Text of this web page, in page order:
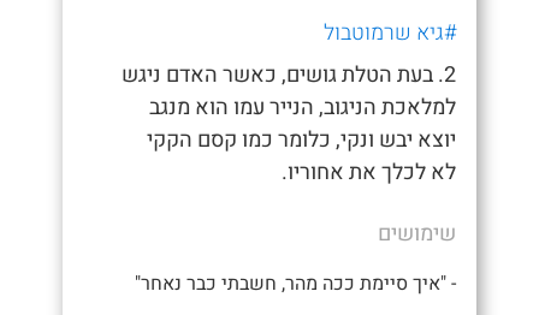
#גיא שרמוטבול
2. בעת הטלת גושים, כאשר האדם ניגש
למלאכת הניגוב, הנייר עמו הוא מנגב
יוצא יבש ונקי, כלומר כמו קסם הקקי
לא לכלך את אחוריו.
שימושים
- "איך סיימת ככה מהר, חשבתי כבר נאחר"